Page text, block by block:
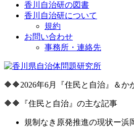
香川自治研の図書
香川自治研について
規約
お問い合わせ
事務所・連絡先
🔶🔶2026年6月『住民と自治』＆
🔶🔶『住民と自治』の主な記事
規制なき原発推進の現状ー